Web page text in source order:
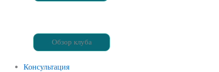
Обзор клуба
Консультация